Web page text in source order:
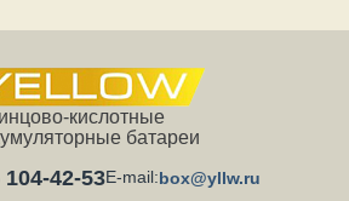
кислотные
батареи
104-42-53E-mail:box@yllw.ru